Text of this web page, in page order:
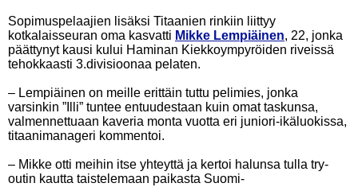
Sopimuspelaajien lisäksi Titaanien rinkiin liittyy
kotkalaisseuran oma kasvatti Mikke Lempiäinen, 22, jonka
päättynyt kausi kului Haminan Kiekkoympyröiden riveissä
tehokkaasti 3.divisioonaa pelaten.
– Lempiäinen on meille erittäin tuttu pelimies, jonka
varsinkin ”Illi” tuntee entuudestaan kuin omat taskunsa,
valmennettuaan kaveria monta vuotta eri juniori-ikäluokissa,
titaanimanageri kommentoi.
– Mikke otti meihin itse yhteyttä ja kertoi halunsa tulla try-
outin kautta taistelemaan paikasta Suomi-